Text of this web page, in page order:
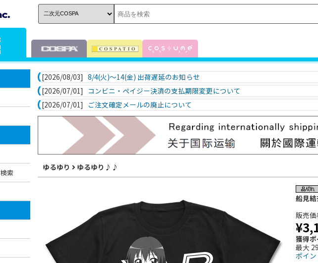
索
[2026/08/03] 8/4(火)～14(金) 出荷遅延のお知らせ
[2026/07/01]
コンビニ・ペイジー決済の支払期限変更について
[2026/07/01]
ご注文確定メールの廃止について
ゆるゆり ゆるゆり♪♪
船見
販売
獲得
最大
ポイ